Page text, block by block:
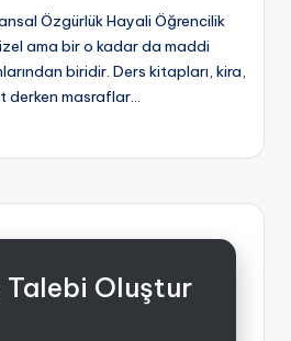
Özgürlük Hayali Öğrencilik
ama bir o kadar da maddi
biridir. Ders kitapları, kira,
derken masraflar…
Talebi Oluştur